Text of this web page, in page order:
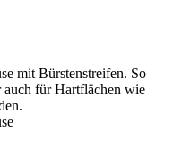
mit Bürstenstreifen. So
auch für Hartflächen wie